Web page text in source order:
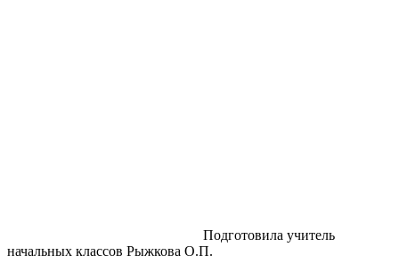
Подготовила учитель
начальных классов Рыжкова О.П.